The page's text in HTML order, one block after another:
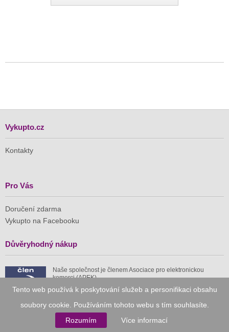
Tento web používá k poskytování služeb a personifikaci obsahu
soubory cookie. Používáním tohoto webu s tím souhlasíte.
Rozumím
Více informací
Vykupto.cz
Kontakty
Pro Vás
Doručení zdarma
Vykupto na Facebooku
Důvěryhodný nákup
Naše společnost je členem Asociace pro elektronickou
komerci (APEK)